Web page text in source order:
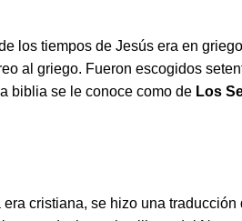
los tiempos de Jesús era en
al griego. Fueron escogidos
biblia se le conoce como de Los
cristiana, se hizo una